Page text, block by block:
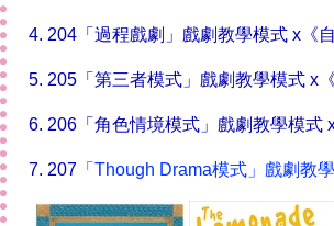
4. 204 「過程戲劇」戲劇教學模式 x 《
5. 205 「第三者模式」戲劇教學模式 x 《
6. 206 「角色情境模式」戲劇教學模式
7. 207 「Though Drama模式」戲劇教